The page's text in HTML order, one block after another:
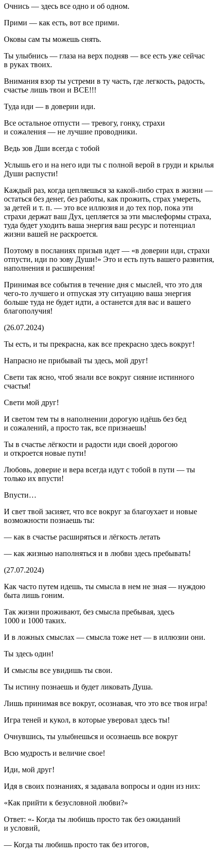
Очнись — здесь все одно и об одном.
Прими — как есть, вот все прими.
Оковы сам ты можешь снять.
Ты улыбнись — глаза на верх подняв — все есть уже сейчас
в руках твоих.
Внимания взор ты устреми в ту часть, где легкость, радость,
счастье лишь твои и ВСЕ!!!
Туда иди — в доверии иди.
Все остальное отпусти — тревогу, гонку, страхи
и сожаления — не лучшие проводники.
Ведь зов Дши всегда с тобой
Услышь его и на него иди ты с полной верой в груди и крылья
Души распусти!
Каждый раз, когда цепляешься за какой-либо страх в жизни —
остаться без денег, без работы, как прожить, страх умереть,
за детей и т. п. — это все иллюзия и до тех пор, пока эти
страхи держат ваш Дух, цепляется за эти мыслеформы страха,
туда будет уходить ваша энергия ваш ресурс и потенциал
жизни вашей не раскроется.
Поэтому в посланиях призыв идет — «в доверии иди, страхи
отпусти, иди по зову Души!» Это и есть путь вашего развития,
наполнения и расширения!
Принимая все события в течение дня с мыслей, что это для
чего-то лучшего и отпуская эту ситуацию ваша энергия
больше туда не будет идти, а останется для вас и вашего
благополучия!
(26.07.2024)
Ты есть, и ты прекрасна, как все прекрасно здесь вокруг!
Напрасно не прибывай ты здесь, мой друг!
Свети так ясно, чтоб знали все вокруг сияние истинного
счастья!
Свети мой друг!
И светом тем ты в наполнении дорогую идёшь без бед
и сожалений, а просто так, все признаешь!
Ты в счастье лёгкости и радости иди своей дорогою
и откроется новые пути!
Любовь, доверие и вера всегда идут с тобой в пути — ты
только их впусти!
Впусти…
И свет твой засияет, что все вокруг за благоухает и новые
возможности познаешь ты:
— как в счастье расширяться и лёгкость летать
— как жизнью наполняться и в любви здесь пребывать!
(27.07.2024)
Как часто путем идешь, ты смысла в нем не зная — нуждою
быта лишь гоним.
Так жизни проживают, без смысла пребывая, здесь
1000 и 1000 таких.
И в ложных смыслах — смысла тоже нет — в иллюзии они.
Ты здесь один!
И смыслы все увидишь ты свои.
Ты истину познаешь и будет ликовать Душа.
Лишь принимая все вокруг, осознавая, что это все твоя игра!
Игра теней и кукол, в которые уверовал здесь ты!
Очнувшись, ты улыбнешься и осознаешь все вокруг
Всю мудрость и величие свое!
Иди, мой друг!
Идя в своих познаниях, я задавала вопросы и один из них:
«Как прийти к безусловной любви?»
Ответ: «- Когда ты любишь просто так без ожиданий
и условий,
— Когда ты любишь просто так без итогов,